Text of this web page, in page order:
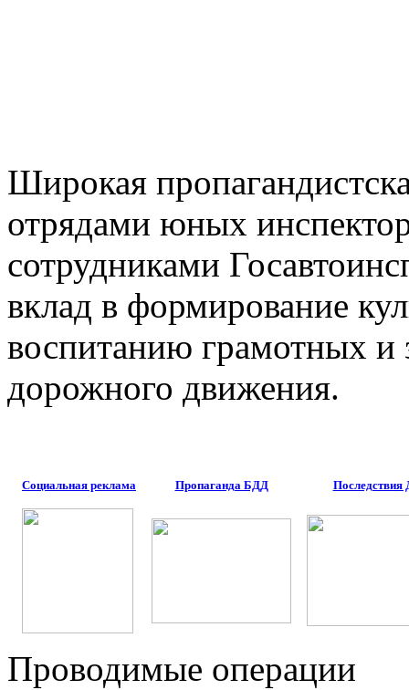
Широкая
отрядами юных
сотрудниками
вклад в формирование
воспитанию грамотных и
дорожного движения.
Социальная реклама Пропаганда БДД
Проводимые операции